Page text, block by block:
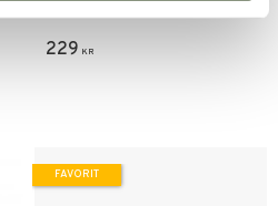
229 KR
FAVORIT